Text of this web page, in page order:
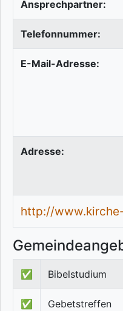
Ansprechpartner:
Telefonnummer:
E-Mail-Adresse:
Adresse:
http://
✅ Bibelstudium
✅ Gebetstreffen